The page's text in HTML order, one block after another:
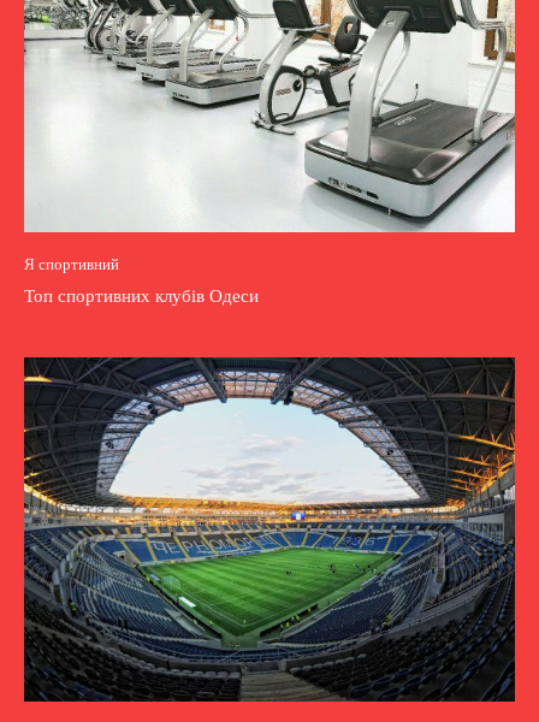
Я спортивний
Топ спортивних клубів Одеси